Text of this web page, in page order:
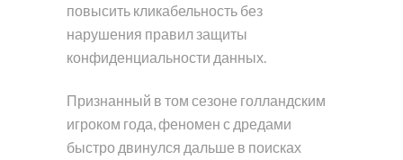
повысить кликабельность без
нарушения правил защиты
конфиденциальности данных.
Признанный в том сезоне голландским
игроком года, феномен с дредами
быстро двинулся дальше в поисках